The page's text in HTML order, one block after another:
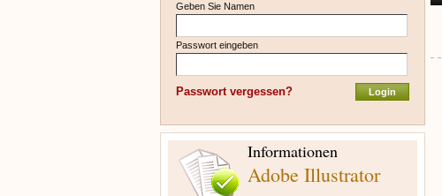
Geben Sie Namen
Passwort eingeben
Passwort vergessen?
Informationen
Adobe Illustrator